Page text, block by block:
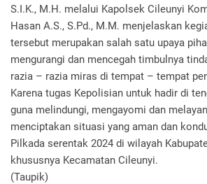
S.I.K., M.H. melalui Kapolsek Cileunyi
Hasan A.S., S.Pd., M.M. menjelaskan
tersebut merupakan salah satu upaya
mengurangi dan mencegah timbulnya
razia – razia miras di tempat – tempat
Karena tugas Kepolisian untuk hadir di
guna melindungi, mengayomi dan
menciptakan situasi yang aman dan
Pilkada serentak 2024 di wilayah
khususnya Kecamatan Cileunyi.
(Taupik)